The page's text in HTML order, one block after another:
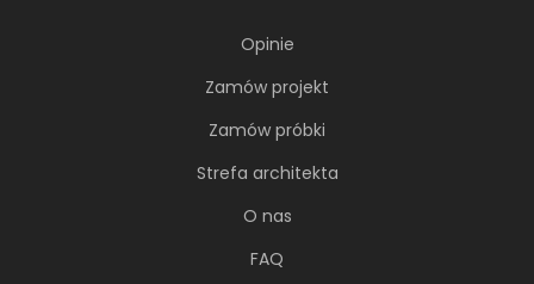
Opinie
Zamów projekt
Zamów próbki
Strefa architekta
O nas
FAQ